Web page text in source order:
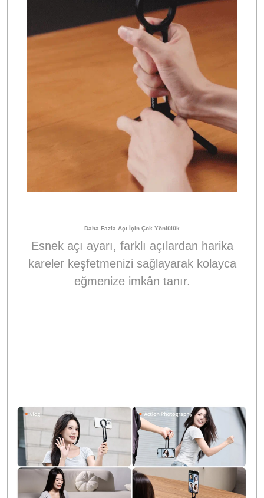
Daha Fazla Açı İçin Çok Yönlülük
Esnek açı ayarı, farklı açılardan harika
kareler keşfetmenizi sağlayarak kolayca
eğmenize imkân tanır.